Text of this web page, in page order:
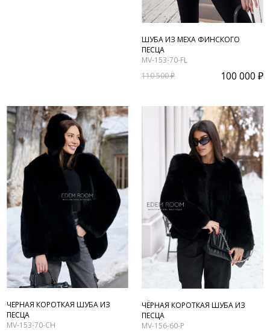
ШУБА ИЗ МЕХА ФИНСКОГО
ПЕСЦА
MV-153-70-FL
110 500 ₽
100 000 ₽
ЧЕРНАЯ КОРОТКАЯ ШУБА ИЗ
ПЕСЦА
MV-153-70-CH
ЧЁРНАЯ КОРОТКАЯ ШУБА ИЗ
ПЕСЦА
MV-156-60-P